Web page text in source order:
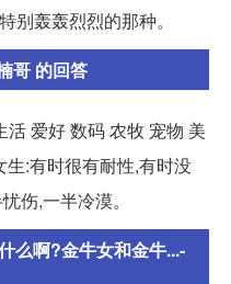
别轰轰烈烈的那种。
哥 的回答
爱好 数码 农牧 宠物 美
生:有时很有耐性,有时没
伤,一半冷漠。
么啊?金牛女和金牛...-